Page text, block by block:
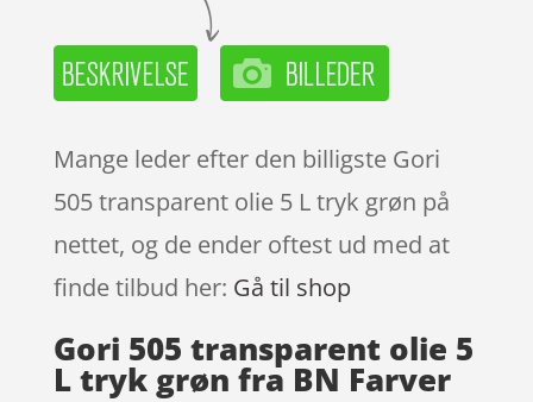
Mange leder efter den billigste Gori
505 transparent olie 5 L tryk grøn på
nettet, og de ender oftest ud med at
finde tilbud her: Gå til shop
Gori 505 transparent olie 5
L tryk grøn fra BN Farver